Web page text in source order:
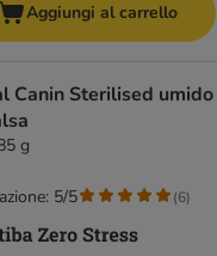
Aggiungi al carrello
Canin Sterilised umido
g
5/5 (6)